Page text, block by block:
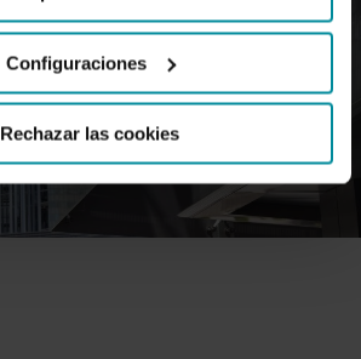
Configuraciones
Rechazar las cookies